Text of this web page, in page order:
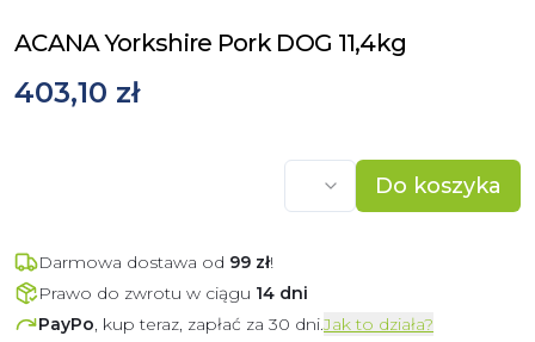
ACANA Yorkshire Pork DOG 11,4kg
403,10 zł
Do koszyka
Darmowa dostawa od 99 zł!
Prawo do zwrotu w ciągu 14 dni
PayPo, kup teraz, zapłać za 30 dni.Jak to działa?